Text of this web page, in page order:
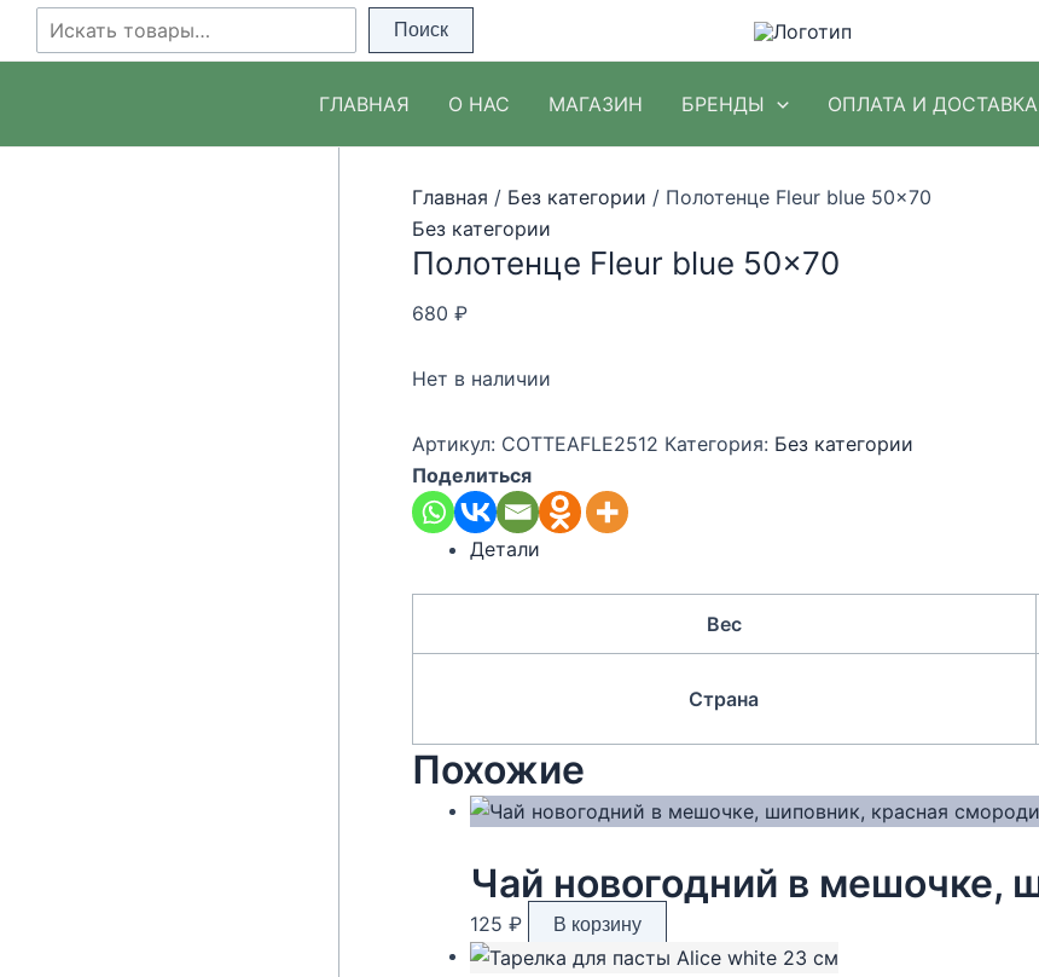
Перейти
Поиск Поиск
ГЛАВНАЯ О НАС МАГАЗИН БРЕНДЫ ОПЛАТА И ДОСТАВКА
Главная / Без категории / Полотенце Fleur blue 50×70
Без категории
Полотенце Fleur blue 50×70
680 ₽
Нет в наличии
Артикул: COTTEAFLE2512 Категория: Без категории
Поделиться
Детали
Вес
Страна
Похожие
125 ₽ В корзину